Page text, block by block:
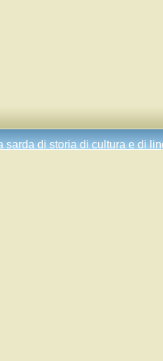
sarda di storia di cultura e di